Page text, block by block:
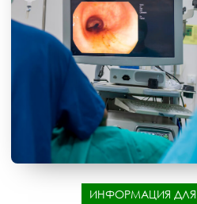
ИНФОРМАЦИЯ ДЛЯ